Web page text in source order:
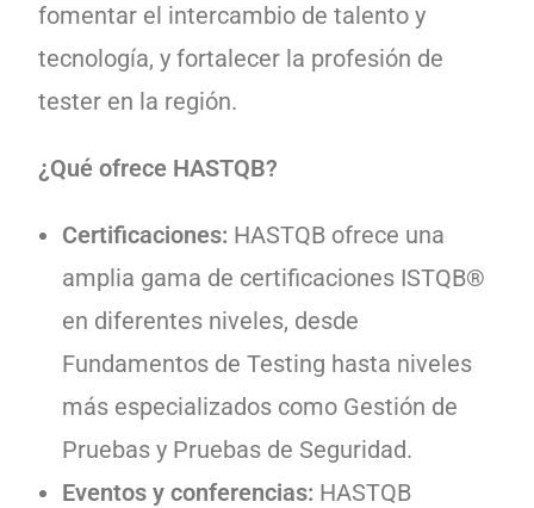
fomentar el intercambio de talento y
tecnología, y fortalecer la profesión de
tester en la región.
¿Qué ofrece HASTQB?
Certificaciones: HASTQB ofrece una
amplia gama de certificaciones ISTQB®
en diferentes niveles, desde
Fundamentos de Testing hasta niveles
más especializados como Gestión de
Pruebas y Pruebas de Seguridad.
Eventos y conferencias: HASTQB